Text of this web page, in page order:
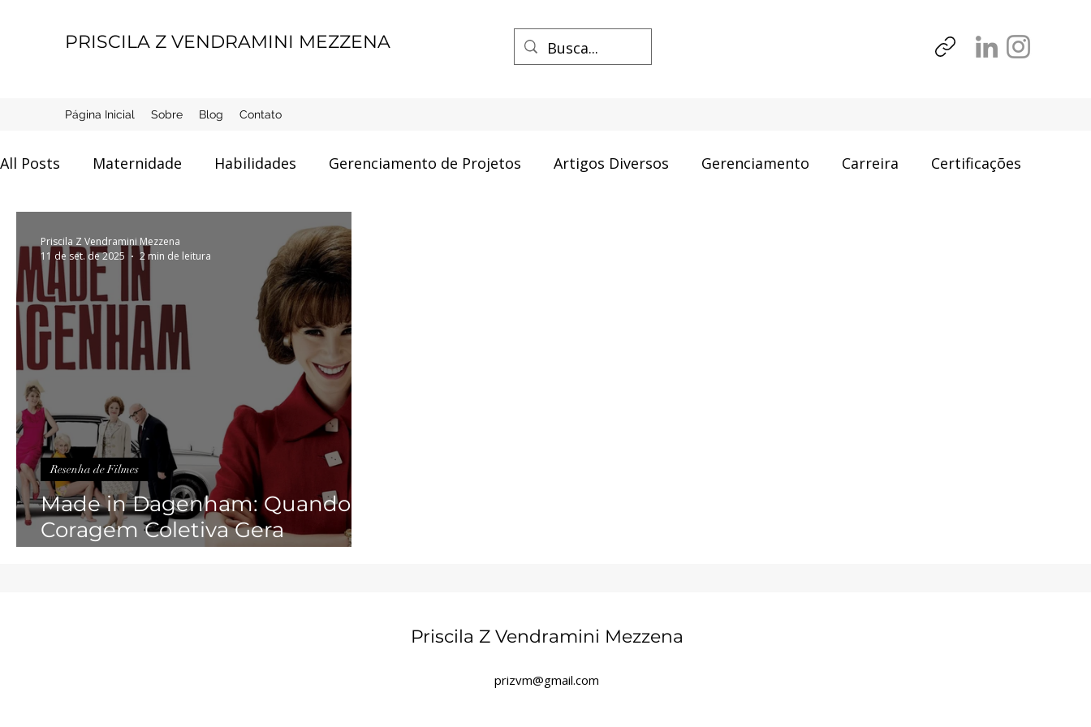
PRISCILA Z VENDRAMINI MEZZENA
Página Inicial Sobre Blog Contato
All Posts Maternidade Habilidades Gerenciamento de Projetos Artigos Diversos Gerenciamento Carreira Certificações
Ferramentas
Gerenciamento de Processos Mercado
Made in Dagenham: Quando a
Coragem Coletiva Gera
Transformação
Resenha de Filmes
Priscila Z Vendramini Mezzena
11 de set. de 2025
2 min de leitura
Priscila Z Vendramini Mezzena
prizvm@gmail.com